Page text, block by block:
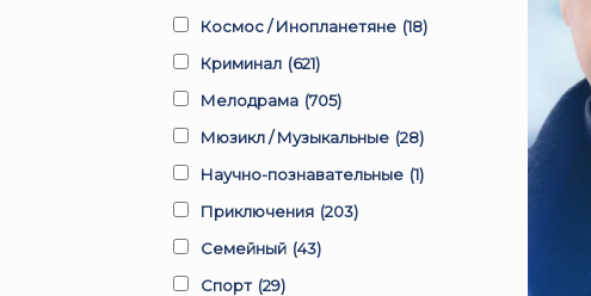
Космос / Инопланетяне (18)
Криминал (621)
Мелодрама (705)
Мюзикл / Музыкальные (28)
Научно-познавательные (1)
Приключения (203)
Семейный (43)
Спорт (29)